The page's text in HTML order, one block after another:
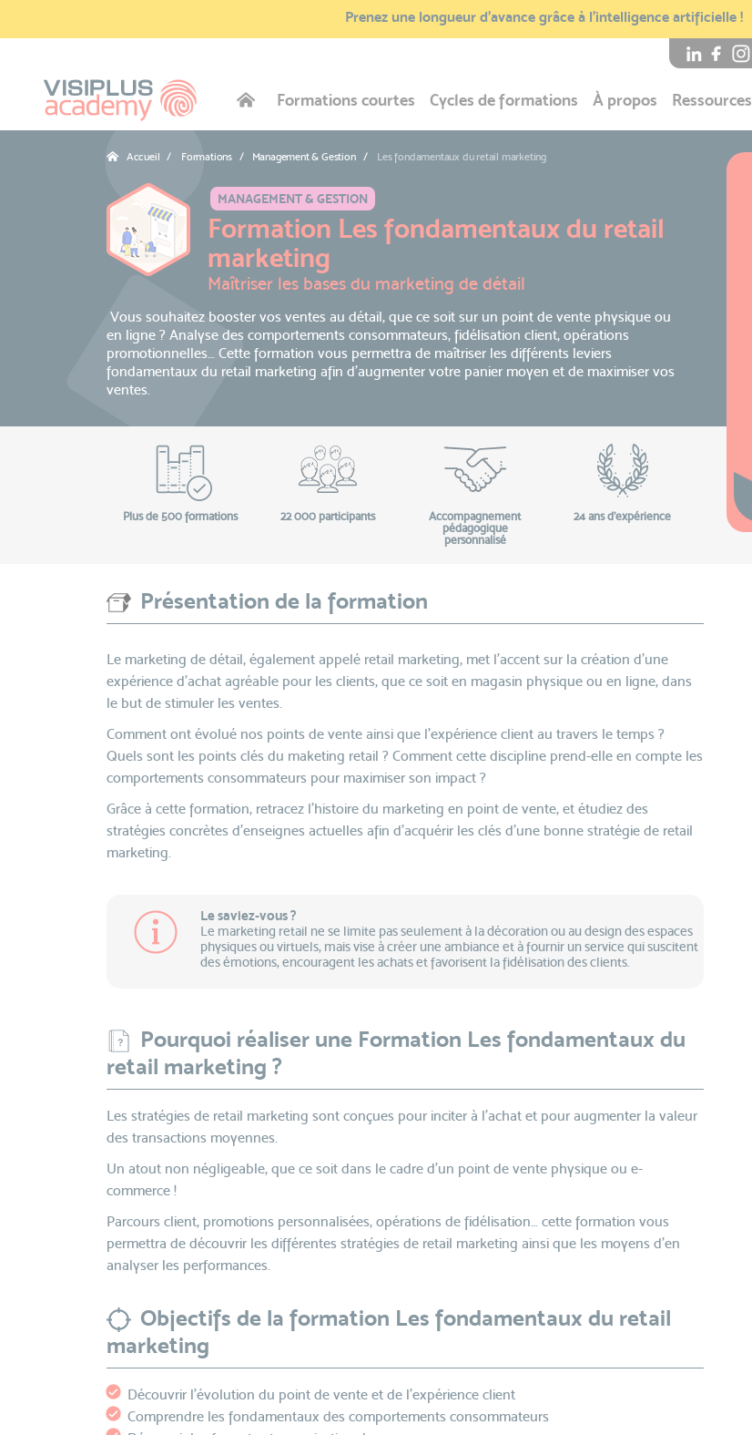
Prenez une longueur d’avance grâce à l’intelligence artificielle !
Formations courtes Cycles de formations À propos Ressources
Accueil Formations / Management & Gestion Les fondamentaux du retail marketing
MANAGEMENT & GESTION
Formation Les fondamentaux du retail
marketing
Maîtriser les bases du marketing de détail
Vous souhaitez booster vos ventes au détail, que ce soit sur un point de vente physique ou
en ligne ? Analyse des comportements consommateurs, fidélisation client, opérations
promotionnelles… Cette formation vous permettra de maîtriser les différents leviers
fondamentaux du retail marketing afin d’augmenter votre panier moyen et de maximiser vos
ventes.
Plus de 500 formations 22 000 participants
Accompagnement
pédagogique
personnalisé
24 ans d'expérience
Présentation de la formation
Le marketing de détail, également appelé retail marketing, met l'accent sur la création d'une
expérience d'achat agréable pour les clients, que ce soit en magasin physique ou en ligne, dans
le but de stimuler les ventes.
Comment ont évolué nos points de vente ainsi que l’expérience client au travers le temps ?
Quels sont les points clés du maketing retail ? Comment cette discipline prend-elle en compte les
comportements consommateurs pour maximiser son impact ?
Grâce à cette formation, retracez l’histoire du marketing en point de vente, et étudiez des
stratégies concrètes d’enseignes actuelles afin d’acquérir les clés d’une bonne stratégie de retail
marketing.
Le saviez-vous ?
Le marketing retail ne se limite pas seulement à la décoration ou au design des espaces
physiques ou virtuels, mais vise à créer une ambiance et à fournir un service qui suscitent
des émotions, encouragent les achats et favorisent la fidélisation des clients.
Pourquoi réaliser une Formation Les fondamentaux du
retail marketing ?
Les stratégies de retail marketing sont conçues pour inciter à l'achat et pour augmenter la valeur
des transactions moyennes.
Un atout non négligeable, que ce soit dans le cadre d’un point de vente physique ou e-
commerce !
Parcours client, promotions personnalisées, opérations de fidélisation… cette formation vous
permettra de découvrir les différentes stratégies de retail marketing ainsi que les moyens d’en
analyser les performances.
Objectifs de la formation Les fondamentaux du retail
marketing
Découvrir l’évolution du point de vente et de l'expérience client
Comprendre les fondamentaux des comportements consommateurs